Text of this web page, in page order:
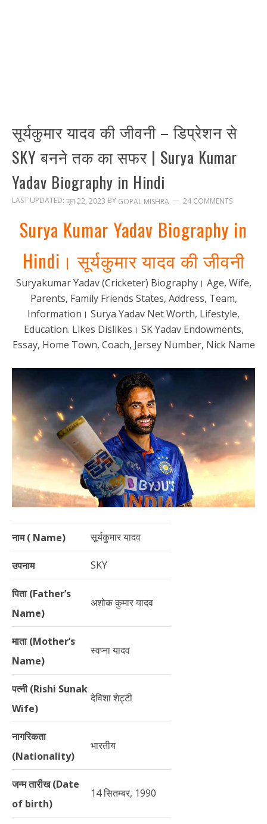
सूर्यकुमार यादव की जीवनी – डिप्रेशन से
SKY बनने तक का सफर | Surya Kumar
Yadav Biography in Hindi
LAST UPDATED: जून 22, 2023 BY GOPAL MISHRA 24 COMMENTS
Surya Kumar Yadav Biography in
Hindi। सूर्यकुमार यादव की जीवनी
Suryakumar Yadav (Cricketer) Biography। Age, Wife,
Parents, Family Friends States, Address, Team,
Information। Surya Yadav Net Worth, Lifestyle,
Education. Likes Dislikes। SK Yadav Endowments,
Essay, Home Town, Coach, Jersey Number, Nick Name
नाम ( Name) सूर्यकुमार यादव
उपनाम SKY
पिता (Father’s
Name)
अशोक कुमार यादव
माता (Mother’s
Name)
स्वप्ना यादव
पत्नी (Rishi Sunak
Wife)
देविशा शेट्टी
नागरिकता
(Nationality)
भारतीय
जन्म तारीख (Date
of birth)
14 सितम्बर, 1990